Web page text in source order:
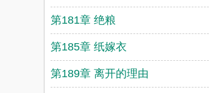
第181章 绝粮
第185章 纸嫁衣
第189章 离开的理由